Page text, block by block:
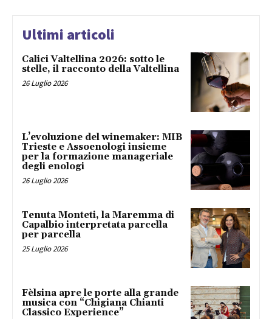
Ultimi articoli
Calici Valtellina 2026: sotto le
stelle, il racconto della Valtellina
26 Luglio 2026
L’evoluzione del winemaker: MIB
Trieste e Assoenologi insieme
per la formazione manageriale
degli enologi
26 Luglio 2026
Tenuta Monteti, la Maremma di
Capalbio interpretata parcella
per parcella
25 Luglio 2026
Fèlsina apre le porte alla grande
musica con “Chigiana Chianti
Classico Experience”